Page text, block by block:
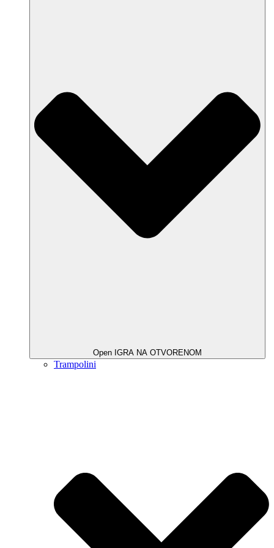
Open IGRA NA OTVORENOM
Trampolini